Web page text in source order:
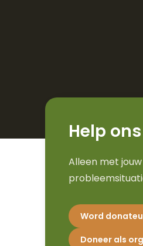
Help
Alleen met
Word
Doneer als